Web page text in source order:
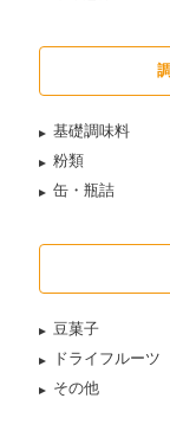
基礎調味料
粉類
缶・瓶詰
豆菓子
ドライフルーツ
その他